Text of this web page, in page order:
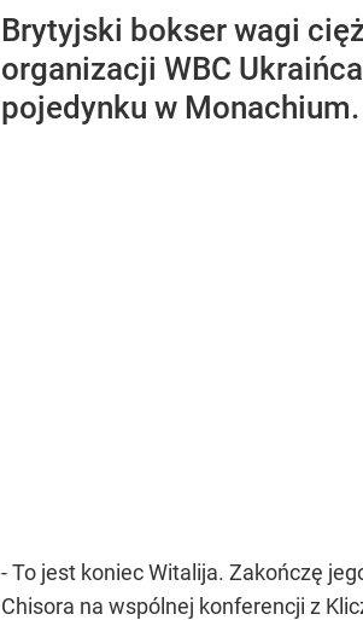
Brytyjski bokser wagi
organizacji WBC
pojedynku w Monachium.
- To jest koniec Witalija. Zakończę
Chisora na wspólnej konferencji z